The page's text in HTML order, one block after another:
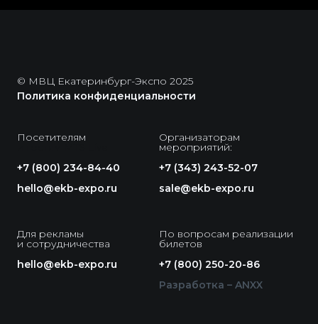
© МВЦ Екатеринбург-Экспо 2025
Политика конфиденциальности
Посетителям
+7 (800) 234-84-40
hello@ekb-expo.ru
Организаторам
мероприятий:
+7 (343) 243-52-07
sale@ekb-expo.ru
Для рекламы
и сотрудничества
hello@ekb-expo.ru
По вопросам реализации
билетов
+7 (800) 250-20-86
Разработка – ANXX